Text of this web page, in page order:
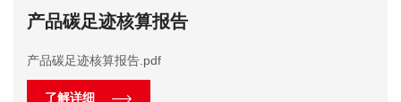
产品碳足迹核算报告
产品碳足迹核算报告.pdf
了解详细